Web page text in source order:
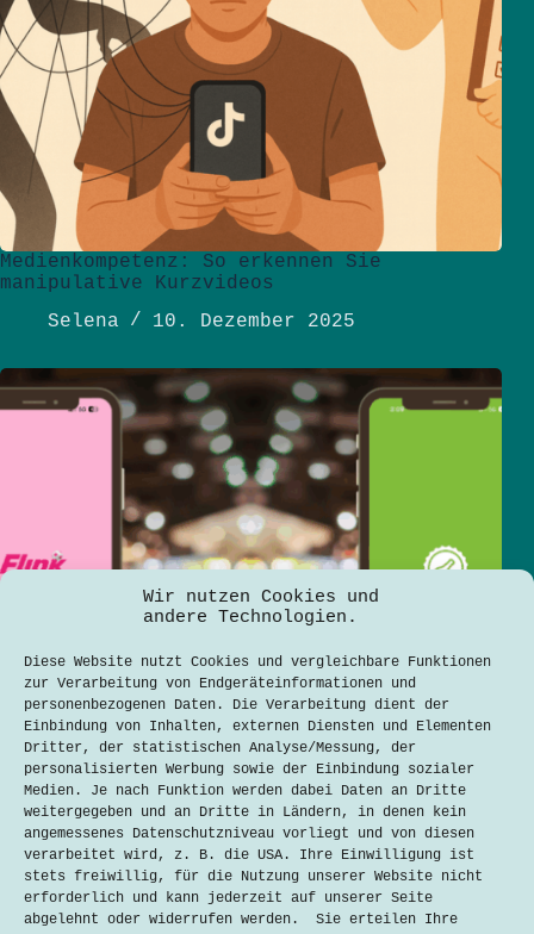
Wir nutzen Cookies und
andere Technologien.
Diese Website nutzt Cookies und vergleichbare Funktionen
zur Verarbeitung von Endgeräteinformationen und
personenbezogenen Daten. Die Verarbeitung dient der
Einbindung von Inhalten, externen Diensten und Elementen
Dritter, der statistischen Analyse/Messung, der
personalisierten Werbung sowie der Einbindung sozialer
Medien. Je nach Funktion werden dabei Daten an Dritte
weitergegeben und an Dritte in Ländern, in denen kein
angemessenes Datenschutzniveau vorliegt und von diesen
verarbeitet wird, z. B. die USA. Ihre Einwilligung ist
stets freiwillig, für die Nutzung unserer Website nicht
erforderlich und kann jederzeit auf unserer Seite
abgelehnt oder widerrufen werden. Sie erteilen Ihre
Medienkompetenz: So erkennen Sie
manipulative Kurzvideos
Selena
10. Dezember 2025
Praktischer als der Supermarkt? Münchner
Lieferdienste im Alltagstest